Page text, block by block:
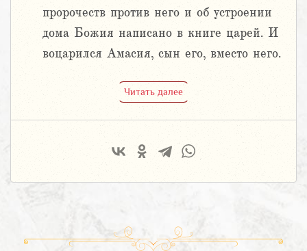
пророчеств против него и об устроении
дома Божия написано в книге царей. И
воцарился Амасия, сын его, вместо него.
Читать далее